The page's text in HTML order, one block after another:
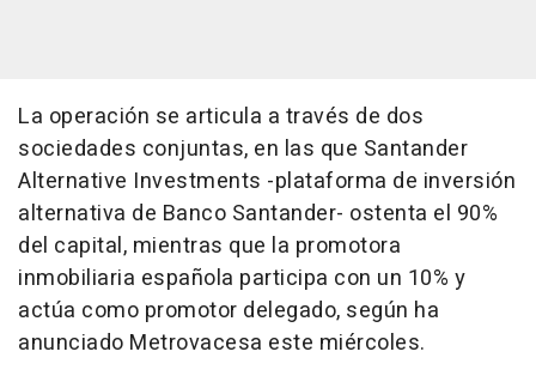
La operación se articula a través de dos
sociedades conjuntas, en las que Santander
Alternative Investments -plataforma de inversión
alternativa de Banco Santander- ostenta el 90%
del capital, mientras que la promotora
inmobiliaria española participa con un 10% y
actúa como promotor delegado, según ha
anunciado Metrovacesa este miércoles.